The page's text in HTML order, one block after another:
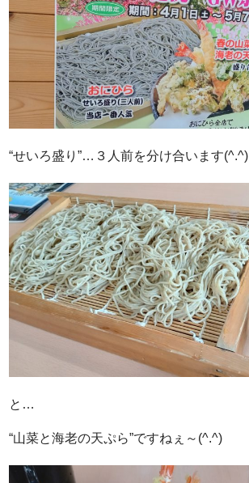
“せいろ盛り”…３人前を分け合います(^.^)
と…
“山菜と海老の天ぷら”ですねぇ～(^.^)